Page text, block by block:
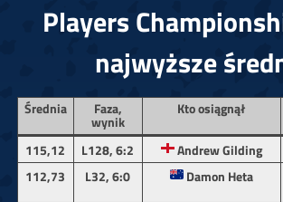
Players
najwyższe
Średnia Faza,
wynik
Kto osiągnął
115,12 L128, 6:2 Andrew Gilding
112,73
L32, 6:0 Damon Heta